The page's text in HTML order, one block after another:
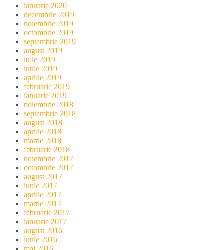
ianuarie 2020
decembrie 2019
noiembrie 2019
octombrie 2019
septembrie 2019
august 2019
iulie 2019
iunie 2019
aprilie 2019
februarie 2019
ianuarie 2019
noiembrie 2018
septembrie 2018
august 2018
aprilie 2018
martie 2018
februarie 2018
noiembrie 2017
octombrie 2017
august 2017
iunie 2017
aprilie 2017
martie 2017
februarie 2017
ianuarie 2017
august 2016
iunie 2016
mai 2016